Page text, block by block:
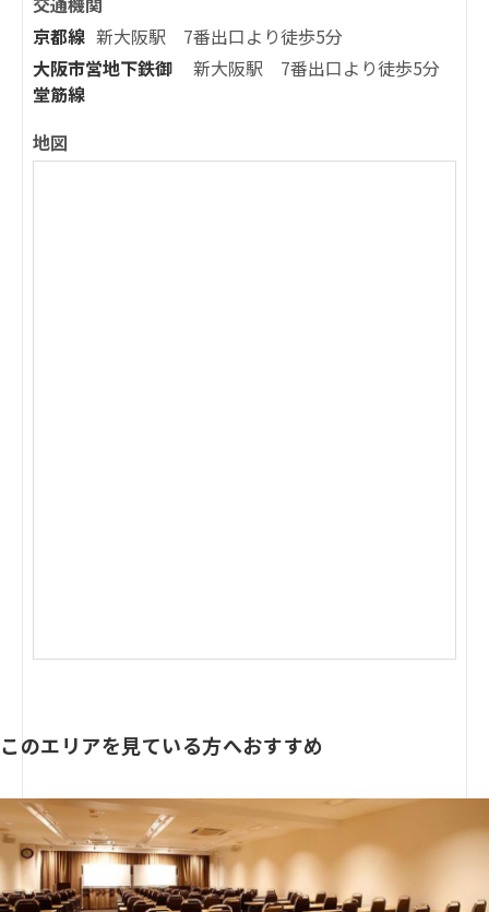
京都線 新大阪駅 7番出口より徒歩5分
大阪市営地下鉄御
堂筋線
新大阪駅 7番出口より徒歩5分
地図
このエリアを見ている方へおすすめ